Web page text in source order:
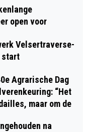
open voor
Velsertraverse-
start
Agrarische Dag
“Het
maar om de
na